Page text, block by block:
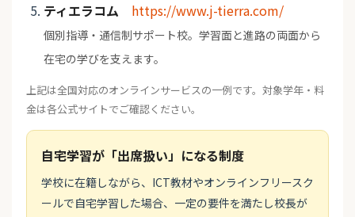
ティエラコム https://www.j-tierra.com/
個別指導・通信制サポート校。学習面と進路の両面から
在宅の学びを支えます。
上記は全国対応のオンラインサービスの一例です。対象学年・料
金は各公式サイトでご確認ください。
自宅学習が「出席扱い」になる制度
学校に在籍しながら、ICT教材やオンラインフリースク
ールで自宅学習した場合、一定の要件を満たし校長が